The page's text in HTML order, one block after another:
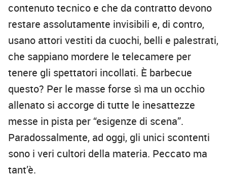
contenuto tecnico e che da contratto devono
restare assolutamente invisibili e, di contro,
usano attori vestiti da cuochi, belli e palestrati,
che sappiano mordere le telecamere per
tenere gli spettatori incollati. È barbecue
questo? Per le masse forse sì ma un occhio
allenato si accorge di tutte le inesattezze
messe in pista per “esigenze di scena”.
Paradossalmente, ad oggi, gli unici scontenti
sono i veri cultori della materia. Peccato ma
tant’è.